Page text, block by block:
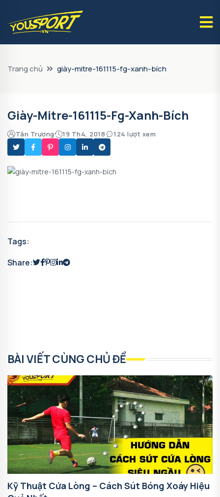
Trang chủ giày-mitre-161115-fg-xanh-bích
Giày-Mitre-161115-Fg-Xanh-Bích
Tân Trương 19 Th4, 2018 124 lượt xem
Tags:
Share:
BÀI VIẾT CÙNG CHỦ ĐỀ
Kỹ Thuật Cứa Lòng – Cách Sút Bóng Xoáy Hiệu